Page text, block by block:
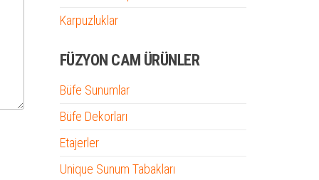
Karpuzluklar
FÜZYON CAM ÜRÜNLER
Büfe Sunumlar
Büfe Dekorları
Etajerler
Unique Sunum Tabakları